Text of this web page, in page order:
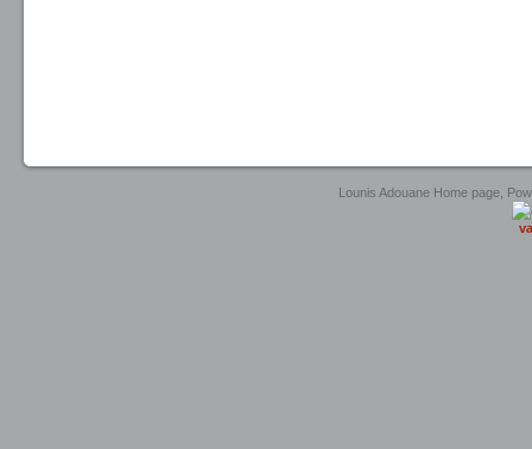
Lounis Adouane Home page,